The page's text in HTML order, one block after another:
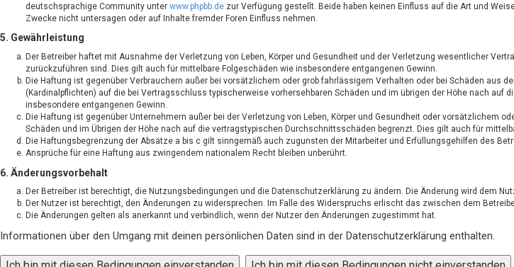
deutschsprachige Community unter www.phpbb.de zur Verfügung gestellt. Beide haben keinen Einfluss auf die Art und
Zwecke nicht untersagen oder auf Inhalte fremder Foren Einfluss nehmen.
5. Gewährleistung
Der Betreiber haftet mit Ausnahme der Verletzung von Leben, Körper und Gesundheit und der Verletzung wesentlicher
zurückzuführen sind. Dies gilt auch für mittelbare Folgeschäden wie insbesondere entgangenen Gewinn.
Die Haftung ist gegenüber Verbrauchern außer bei vorsätzlichem oder grob fahrlässigem Verhalten oder bei Schäden aus
(Kardinalpflichten) auf die bei Vertragsschluss typischerweise vorhersehbaren Schäden und im übrigen der Höhe nach
insbesondere entgangenen Gewinn.
Die Haftung ist gegenüber Unternehmern außer bei der Verletzung von Leben, Körper und Gesundheit oder
Schäden und im Übrigen der Höhe nach auf die vertragstypischen Durchschnittsschäden begrenzt. Dies gilt auch für
Die Haftungsbegrenzung der Absätze a bis c gilt sinngemäß auch zugunsten der Mitarbeiter und Erfüllungsgehilfen des
Ansprüche für eine Haftung aus zwingendem nationalem Recht bleiben unberührt.
6. Änderungsvorbehalt
Der Betreiber ist berechtigt, die Nutzungsbedingungen und die Datenschutzerklärung zu ändern. Die Änderung wird dem
Der Nutzer ist berechtigt, den Änderungen zu widersprechen. Im Falle des Widerspruchs erlischt das zwischen dem
Die Änderungen gelten als anerkannt und verbindlich, wenn der Nutzer den Änderungen zugestimmt hat.
Informationen über den Umgang mit deinen persönlichen Daten sind in der Datenschutzerklärung enthalten.